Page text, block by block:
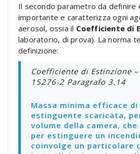
Il secondo parametro da definire
importante e caratterizza ogni
aerosol, ossia il Coefficiente di
laboratorio, di prova). La norma
definizione:
Coefficiente di Estinzione –
15276-2 Paragrafo 3.14
Massa minima efficace
estinguente scaricata,
volume della camera, che
per estinguere un
coinvolge un particolare